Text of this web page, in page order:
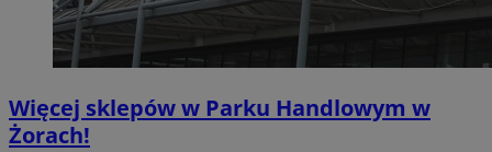
Więcej sklepów w Parku Handlowym w
Żorach!